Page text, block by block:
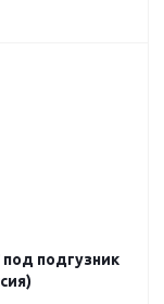
подгузник